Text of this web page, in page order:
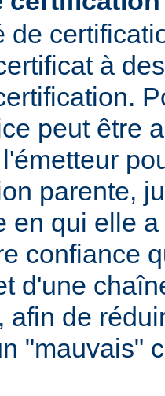
de
à
peut être
parente,
en qui elle
confiance
d'une
afin de
"mauvais"